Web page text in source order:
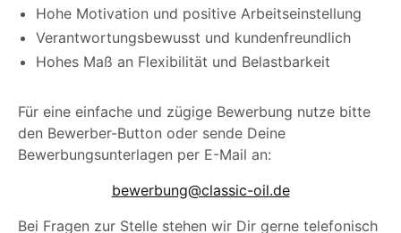
Hohe Motivation und positive Arbeitseinstellung
Verantwortungsbewusst und kundenfreundlich
Hohes Maß an Flexibilität und Belastbarkeit
Für eine einfache und zügige Bewerbung nutze bitte
den Bewerber-Button oder sende Deine
Bewerbungsunterlagen per E-Mail an:
bewerbung@classic-oil.de
Bei Fragen zur Stelle stehen wir Dir gerne telefonisch